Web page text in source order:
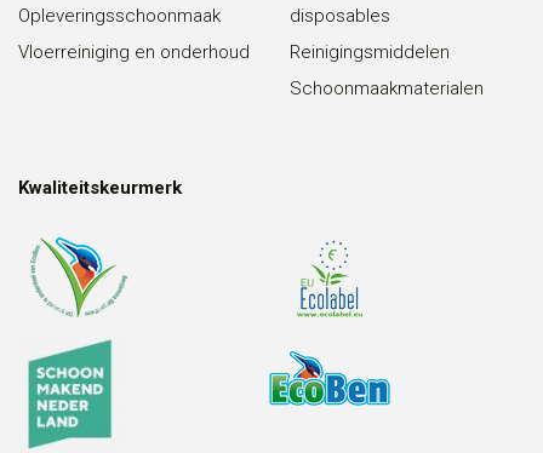
Opleveringsschoonmaak
Vloerreiniging en onderhoud
disposables
Reinigingsmiddelen
Schoonmaakmaterialen
Kwaliteitskeurmerk